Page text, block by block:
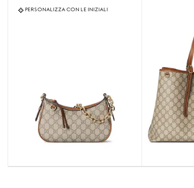
PERSONALIZZA CON LE INIZIALI